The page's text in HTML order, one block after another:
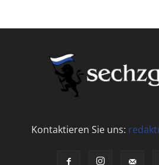
Kontaktieren Sie uns: